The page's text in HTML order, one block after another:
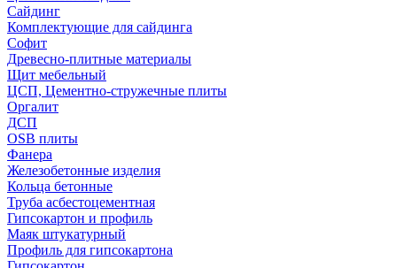
Сайдинг
Комплектующие для сайдинга
Софит
Древесно-плитные материалы
Щит мебельный
ЦСП, Цементно-стружечные плиты
Оргалит
ДСП
OSB плиты
Фанера
Железобетонные изделия
Кольца бетонные
Труба асбестоцементная
Гипсокартон и профиль
Маяк штукатурный
Профиль для гипсокартона